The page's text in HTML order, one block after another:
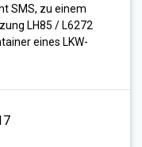
SMS, zu einem
LH85 / L6272
eines LKW-